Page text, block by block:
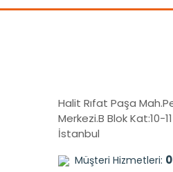
Halit Rıfat Paşa
Merkezi.B Blok Kat:10-
İstanbul
Müşteri Hizmetleri: